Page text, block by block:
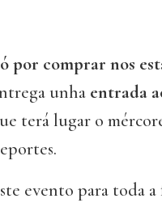
por comprar nos
unha entrada
terá lugar o
evento para toda